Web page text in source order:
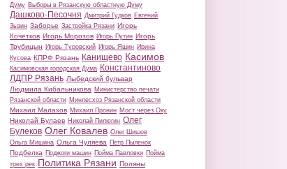
Думу Выборы в Рязанскую областную Думу
Дашково-Песочня Дмитрий Гудков Евгений
Зызин Заборье Застройка Рязани Игорь
Кочетков Игорь Морозов Игорь Путин Игорь
Трубицын Игорь Туровский Игорь Яшин Ирина
Кусова КПРФ Рязань Канищево Касимов
Касимовская городская Дума Константиново
ЛДПР Рязань Лыбедский бульвар
Людмила Кибальникова Министерство печати
Рязанской области Минлесхоз Рязанской области
Михаил Малахов Михаил Пронин Мост через Оку
Николай Булаев Николай Пилюгин Олег
Булеков Олег Ковалев Олег Шишов
Ольга Мишина Ольга Чуляева Петр Пыленок
Подбелка Поджоги машин Пойма Павловки Пойма
трех рек Политика Рязани Поляны